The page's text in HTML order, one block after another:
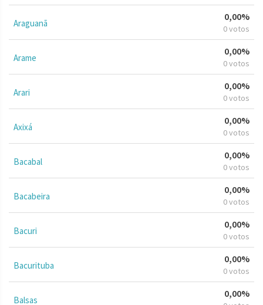
Araguanã
0,00%
0 votos
Arame
0,00%
0 votos
Arari
0,00%
0 votos
Axixá
0,00%
0 votos
Bacabal
0,00%
0 votos
Bacabeira
0,00%
0 votos
Bacuri
0,00%
0 votos
Bacurituba
0,00%
0 votos
Balsas
0,00%